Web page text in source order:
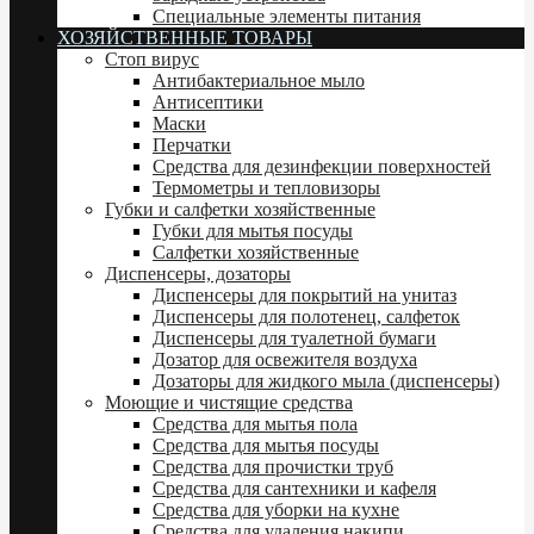
Специальные элементы питания
ХОЗЯЙСТВЕННЫЕ ТОВАРЫ
Стоп вирус
Антибактериальное мыло
Антисептики
Маски
Перчатки
Средства для дезинфекции поверхностей
Термометры и тепловизоры
Губки и салфетки хозяйственные
Губки для мытья посуды
Салфетки хозяйственные
Диспенсеры, дозаторы
Диспенсеры для покрытий на унитаз
Диспенсеры для полотенец, салфеток
Диспенсеры для туалетной бумаги
Дозатор для освежителя воздуха
Дозаторы для жидкого мыла (диспенсеры)
Моющие и чистящие средства
Средства для мытья пола
Средства для мытья посуды
Средства для прочистки труб
Средства для сантехники и кафеля
Средства для уборки на кухне